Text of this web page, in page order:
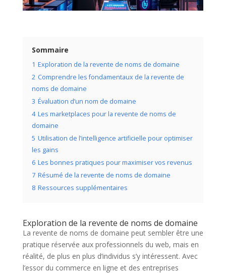
Sommaire
1 Exploration de la revente de noms de domaine
2 Comprendre les fondamentaux de la revente de
noms de domaine
3 Évaluation d’un nom de domaine
4 Les marketplaces pour la revente de noms de
domaine
5 Utilisation de l’intelligence artificielle pour optimiser
les gains
6 Les bonnes pratiques pour maximiser vos revenus
7 Résumé de la revente de noms de domaine
8 Ressources supplémentaires
Exploration de la revente de noms de domaine
La revente de noms de domaine peut sembler être une
pratique réservée aux professionnels du web, mais en
réalité, de plus en plus d’individus s’y intéressent. Avec
l’essor du commerce en ligne et des entreprises